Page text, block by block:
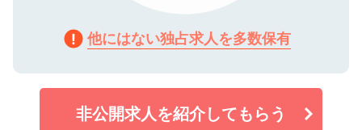
他にはない独占求人を多数保有
非公開求人を紹介してもらう